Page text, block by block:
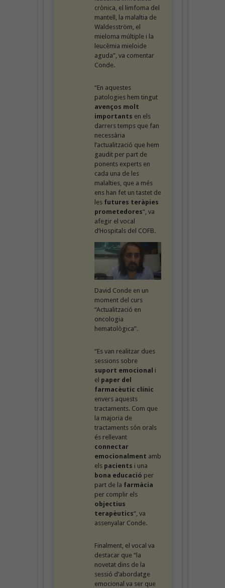
crònica, el limfoma del
mantell, la malaltia de
Waldesström, el
mieloma múltiple i la
leucèmia mieloide
aguda”, va comentar
Conde.
“En aquestes
patologies hem tingut
avenços molt
importants en els
darrers temps que fan
necessària
l’actualització que hem
gaudit per part de
ponents experts en
cada una de les
malalties, que a més
ens han fet un tastet de
les futures teràpies
prometedores“, va
afegir el vocal
d’Hospitals del COFB.
David Conde en un
moment del curs
“Actualització en
oncologia
hematològica”.
“Es van realitzar dues
sessions sobre
suport emocional i
el paper del
farmacèutic clínic
envers aquests
tractaments. Com que
la majoria de
tractaments són orals
és rellevant
connectar
emocionalment amb
elspacients i una
bona educació per
part de la farmàcia
per complir els
objectius
terapèutics“, va
assenyalar Conde.
Finalment, el vocal va
destacar que “la
novetat dins de la
sessió d’abordatge
emocional va ser que